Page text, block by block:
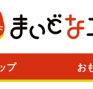
プ お